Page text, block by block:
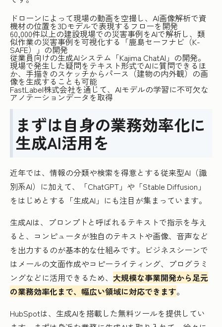
ドローンによって現場の動画を空撮し、AI画像解析で資
機材の位置を3Dモデルで表現するフローを開発
60,000件以上の建設現場での災害事例をAIで解析し、類
似作業の災害事例を可視化する「鹿島セーフナビ（K-
SAFE）」の開発
従業員向けの生成AIシステム「Kajima ChatAI」の開発。
現場で発生した疑問をテキスト形式でAIに質問できるほ
か、手描きのスケッチからパース（建物の内外観）の画
像を生成することも可能
FastLabel株式会社を通じて、AIモデルの学習に不可欠な
アノテーションデータを取得
まずは自身の業務効率化に
生成AI活用を
近年では、情報の分類や検索を得意とする従来型AI（識
別系AI）に加えて、「ChatGPT」や「Stable Diffusion」
をはじめとする「生成AI」にも注目が集まっています。
生成AIは、プロンプトと呼ばれるテキストで指示を与え
ると、コンピュータが独自のテキストや画像、音声など
を出力するのが基本的な仕組みです。ビジネスシーンで
はメールの文面作成やコピーライティング、プログラミ
ングなどに活用できるため、 大規模な事業開発から足元
の業務効率化まで、幅広い領域に対応できます。
HubSpotは、生成AIを搭載した無料ツールを提供してい